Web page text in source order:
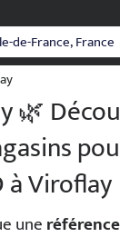
🌿
à Viroflay
une